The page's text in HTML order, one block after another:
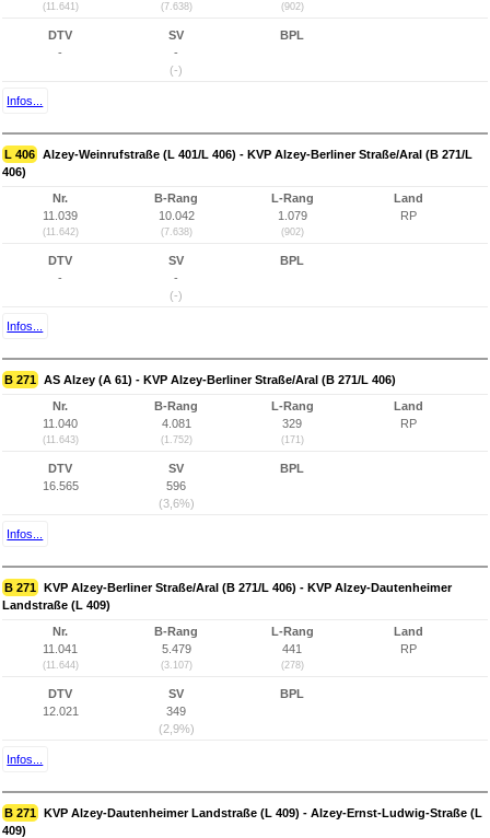
(11.641) (7.638) (902)
DTV
-
SV
-
(-)
BPL
Infos...
L 406 Alzey-Weinrufstraße (L 401/L 406) - KVP Alzey-Berliner Straße/Aral (B 271/L
406)
Nr.
11.039
(11.642)
B-Rang
10.042
(7.638)
L-Rang
1.079
(902)
Land
RP
DTV
-
SV
-
(-)
BPL
Infos...
B 271 AS Alzey (A 61) - KVP Alzey-Berliner Straße/Aral (B 271/L 406)
Nr.
11.040
(11.643)
B-Rang
4.081
(1.752)
L-Rang
329
(171)
Land
RP
DTV
16.565
SV
596
(3,6%)
BPL
Infos...
B 271 KVP Alzey-Berliner Straße/Aral (B 271/L 406) - KVP Alzey-Dautenheimer
Landstraße (L 409)
Nr.
11.041
(11.644)
B-Rang
5.479
(3.107)
L-Rang
441
(278)
Land
RP
DTV
12.021
SV
349
(2,9%)
BPL
Infos...
B 271 KVP Alzey-Dautenheimer Landstraße (L 409) - Alzey-Ernst-Ludwig-Straße (L
409)